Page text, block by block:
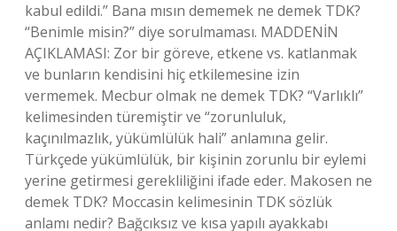
kabul edildi.” Bana mısın dememek ne demek TDK?
“Benimle misin?” diye sorulmaması. MADDENİN
AÇIKLAMASI: Zor bir göreve, etkene vs. katlanmak
ve bunların kendisini hiç etkilemesine izin
vermemek. Mecbur olmak ne demek TDK? “Varlıklı”
kelimesinden türemiştir ve “zorunluluk,
kaçınılmazlık, yükümlülük hali” anlamına gelir.
Türkçede yükümlülük, bir kişinin zorunlu bir eylemi
yerine getirmesi gerekliliğini ifade eder. Makosen ne
demek TDK? Moccasin kelimesinin TDK sözlük
anlamı nedir? Bağcıksız ve kısa yapılı ayakkabı